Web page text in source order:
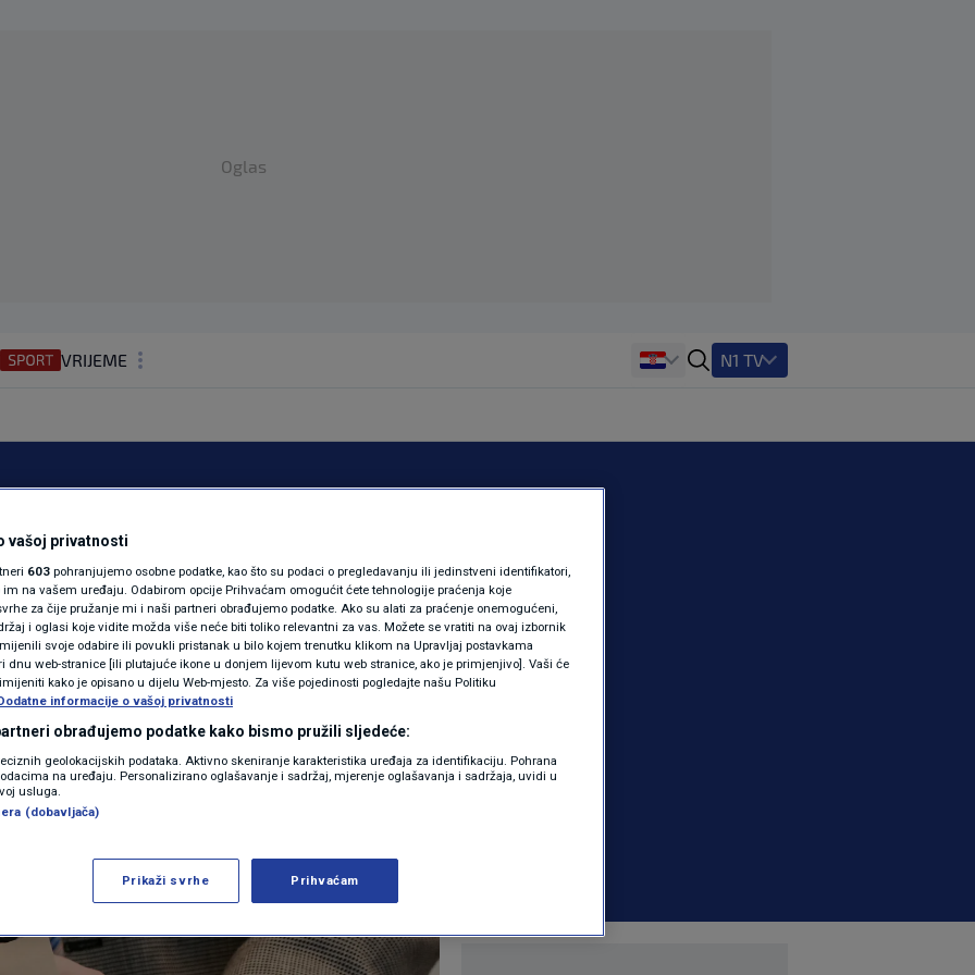
Oglas
VRIJEME
REGIJA
MAGAZIN
KOLUMNE
N1(DIS)INFO
KLIMATSKE PROMJENE
FOTO
VIDEO
N1 TV
upute
Evo kad se
| 2 komentara
Više
vašoj privatnosti
603 pohranjujemo osobne podatke, kao što su podaci o pregledavanju ili jedinstveni identifikatori,
na vašem uređaju. Odabirom opcije Prihvaćam omogućit ćete tehnologije praćenja koje
za čije pružanje mi i naši partneri obrađujemo podatke. Ako su alati za praćenje onemogućeni,
i oglasi koje vidite možda više neće biti toliko relevantni za vas. Možete se vratiti na ovaj izbornik
svoje odabire ili povukli pristanak u bilo kojem trenutku klikom na Upravljaj postavkama
dnu web-stranice [ili plutajuće ikone u donjem lijevom kutu web stranice, ako je primjenjivo]. Vaši će
kako je opisano u dijelu Web-mjesto. Za više pojedinosti pogledajte našu Politiku
informacije o vašoj privatnosti
obrađujemo podatke kako bismo pružili sljedeće:
geolokacijskih podataka. Aktivno skeniranje karakteristika uređaja za identifikaciju. Pohrana
na uređaju. Personalizirano oglašavanje i sadržaj, mjerenje oglašavanja i sadržaja, uvidi u
usluga.
(dobavljača)
Prikaži svrhe Prihvaćam